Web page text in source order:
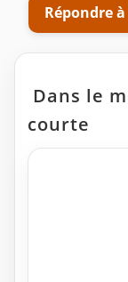
Répondre
Dans le
courte